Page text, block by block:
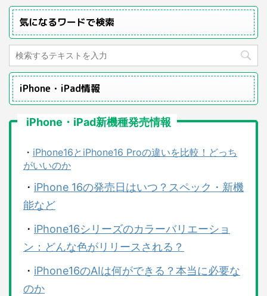
気になるワードで検索
iPhone・iPad情報
iPhone・iPad新機種発売情報
・ iPhone16とiPhone16 Proの違いを比較！どっち
がいいのか
・ iPhone 16の発売日はいつ？スペック・新機
能など
・ iPhone16シリーズのカラーバリエーショ
ン：どんな色がリリースされる？
・ iPhone16のAIは何ができる？本当に必要な
のか